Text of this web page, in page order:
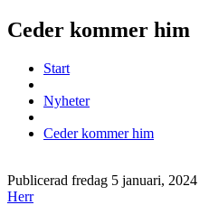
Ceder kommer him
Start
Nyheter
Ceder kommer him
Publicerad fredag 5 januari, 2024
Herr